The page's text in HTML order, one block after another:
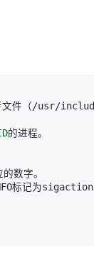
标记为sigaction